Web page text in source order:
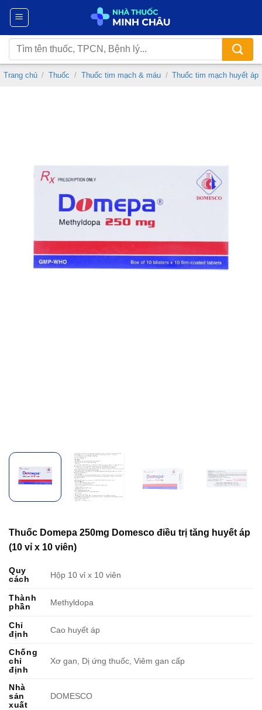
Chuyển
nội
dung
Tìm
kiếm:
Trang chủ / Thuốc / Thuốc tim mạch & máu / Thuốc tim mạch huyết áp
Thuốc Domepa 250mg Domesco điều trị tăng huyết áp
(10 vỉ x 10 viên)
Quy
cách
Hộp 10 vỉ x 10 viên
Thành
phần
Methyldopa
Chỉ
định
Cao huyết áp
Chống
chỉ
định
Xơ gan, Dị ứng thuốc, Viêm gan cấp
Nhà
sản
xuất
DOMESCO